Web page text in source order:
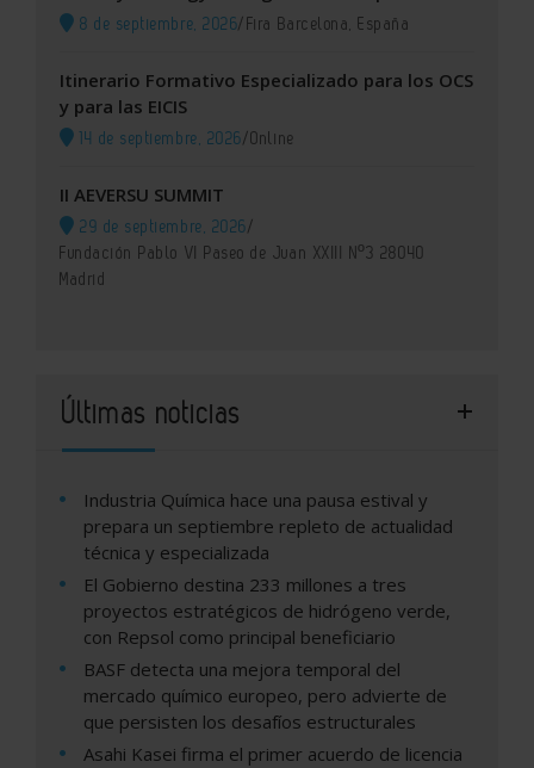
8 de septiembre, 2026/Fira Barcelona, España
Itinerario Formativo Especializado para los OCS
y para las EICIS
14 de septiembre, 2026/Online
II AEVERSU SUMMIT
29 de septiembre, 2026/
Fundación Pablo VI Paseo de Juan XXIII Nº3 28040
Madrid
Últimas noticias
Industria Química hace una pausa estival y
prepara un septiembre repleto de actualidad
técnica y especializada
El Gobierno destina 233 millones a tres
proyectos estratégicos de hidrógeno verde,
con Repsol como principal beneficiario
BASF detecta una mejora temporal del
mercado químico europeo, pero advierte de
que persisten los desafíos estructurales
Asahi Kasei firma el primer acuerdo de licencia